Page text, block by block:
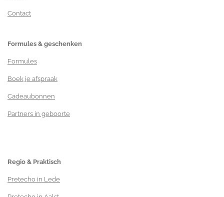
Contact
Formules & geschenken
Formules
Boek je afspraak
Cadeaubonnen
Partners in geboorte
Regio & Praktisch
Pretecho in Lede